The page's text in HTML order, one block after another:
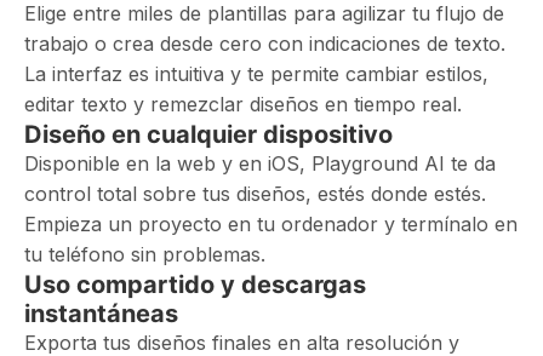
Elige entre miles de plantillas para agilizar tu flujo de
trabajo o crea desde cero con indicaciones de texto.
La interfaz es intuitiva y te permite cambiar estilos,
editar texto y remezclar diseños en tiempo real.
Diseño en cualquier dispositivo
Disponible en la web y en iOS, Playground AI te da
control total sobre tus diseños, estés donde estés.
Empieza un proyecto en tu ordenador y termínalo en
tu teléfono sin problemas.
Uso compartido y descargas
instantáneas
Exporta tus diseños finales en alta resolución y